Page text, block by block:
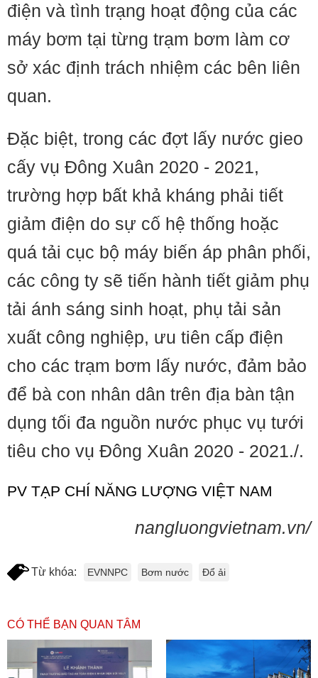
điện và tình trạng hoạt động của các
máy bơm tại từng trạm bơm làm cơ
sở xác định trách nhiệm các bên liên
quan.
Đặc biệt, trong các đợt lấy nước gieo
cấy vụ Đông Xuân 2020 - 2021,
trường hợp bất khả kháng phải tiết
giảm điện do sự cố hệ thống hoặc
quá tải cục bộ máy biến áp phân phối,
các công ty sẽ tiến hành tiết giảm phụ
tải ánh sáng sinh hoạt, phụ tải sản
xuất công nghiệp, ưu tiên cấp điện
cho các trạm bơm lấy nước, đảm bảo
để bà con nhân dân trên địa bàn tận
dụng tối đa nguồn nước phục vụ tưới
tiêu cho vụ Đông Xuân 2020 - 2021./.
PV TẠP CHÍ NĂNG LƯỢNG VIỆT NAM
nangluongvietnam.vn/
Từ khóa: EVNNPC Bơm nước Đổ ải
CÓ THỂ BẠN QUAN TÂM